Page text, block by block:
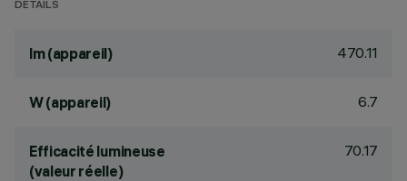
DÉTAILS
lm (appareil) 470.11
W (appareil) 6.7
Efficacité lumineuse
(valeur réelle)
70.17